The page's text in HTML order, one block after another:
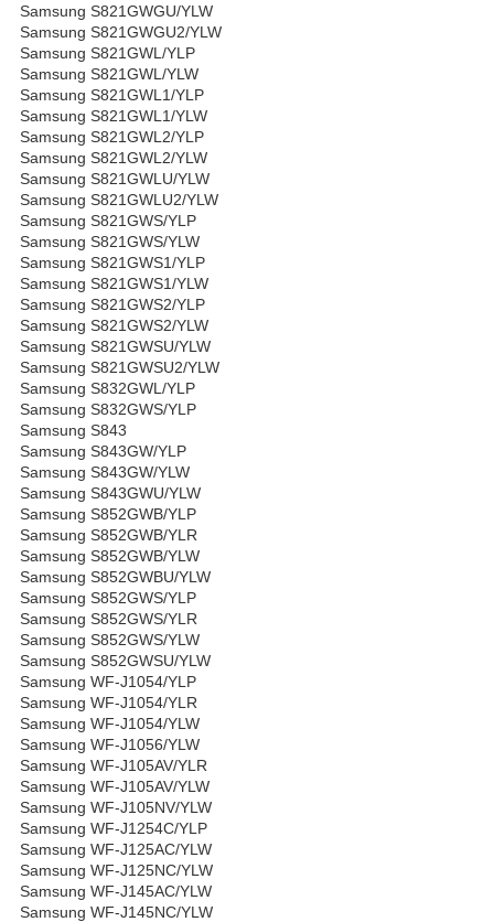
Samsung S821GWGU/YLW
Samsung S821GWGU2/YLW
Samsung S821GWL/YLP
Samsung S821GWL/YLW
Samsung S821GWL1/YLP
Samsung S821GWL1/YLW
Samsung S821GWL2/YLP
Samsung S821GWL2/YLW
Samsung S821GWLU/YLW
Samsung S821GWLU2/YLW
Samsung S821GWS/YLP
Samsung S821GWS/YLW
Samsung S821GWS1/YLP
Samsung S821GWS1/YLW
Samsung S821GWS2/YLP
Samsung S821GWS2/YLW
Samsung S821GWSU/YLW
Samsung S821GWSU2/YLW
Samsung S832GWL/YLP
Samsung S832GWS/YLP
Samsung S843
Samsung S843GW/YLP
Samsung S843GW/YLW
Samsung S843GWU/YLW
Samsung S852GWB/YLP
Samsung S852GWB/YLR
Samsung S852GWB/YLW
Samsung S852GWBU/YLW
Samsung S852GWS/YLP
Samsung S852GWS/YLR
Samsung S852GWS/YLW
Samsung S852GWSU/YLW
Samsung WF-J1054/YLP
Samsung WF-J1054/YLR
Samsung WF-J1054/YLW
Samsung WF-J1056/YLW
Samsung WF-J105AV/YLR
Samsung WF-J105AV/YLW
Samsung WF-J105NV/YLW
Samsung WF-J1254C/YLP
Samsung WF-J125AC/YLW
Samsung WF-J125NC/YLW
Samsung WF-J145AC/YLW
Samsung WF-J145NC/YLW